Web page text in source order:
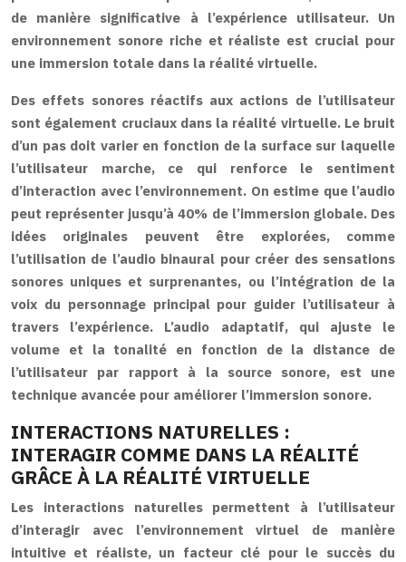
de manière significative à l’expérience utilisateur. Un
environnement sonore riche et réaliste est crucial pour
une immersion totale dans la réalité virtuelle.
Des effets sonores réactifs aux actions de l’utilisateur
sont également cruciaux dans la réalité virtuelle. Le bruit
d’un pas doit varier en fonction de la surface sur laquelle
l’utilisateur marche, ce qui renforce le sentiment
d’interaction avec l’environnement. On estime que l’audio
peut représenter jusqu’à 40% de l’immersion globale. Des
idées originales peuvent être explorées, comme
l’utilisation de l’audio binaural pour créer des sensations
sonores uniques et surprenantes, ou l’intégration de la
voix du personnage principal pour guider l’utilisateur à
travers l’expérience. L’audio adaptatif, qui ajuste le
volume et la tonalité en fonction de la distance de
l’utilisateur par rapport à la source sonore, est une
technique avancée pour améliorer l’immersion sonore.
INTERACTIONS NATURELLES :
INTERAGIR COMME DANS LA RÉALITÉ
GRÂCE À LA RÉALITÉ VIRTUELLE
Les interactions naturelles permettent à l’utilisateur
d’interagir avec l’environnement virtuel de manière
intuitive et réaliste, un facteur clé pour le succès du